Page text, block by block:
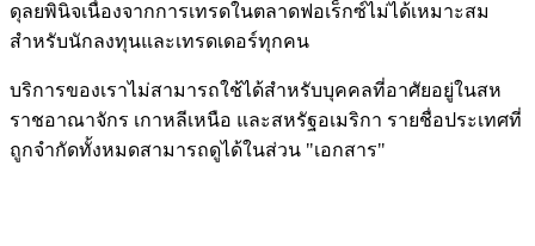
ดุลยพินิจเนื่องจากการเทรดในตลาดฟอเร็กซ์ไม่ได้เหมาะสม
สำหรับนักลงทุนและเทรดเดอร์ทุกคน
บริการของเราไม่สามารถใช้ได้สำหรับบุคคลที่อาศัยอยู่ในสห
ราชอาณาจักร เกาหลีเหนือ และสหรัฐอเมริกา รายชื่อประเทศที่
ถูกจำกัดทั้งหมดสามารถดูได้ในส่วน "เอกสาร"